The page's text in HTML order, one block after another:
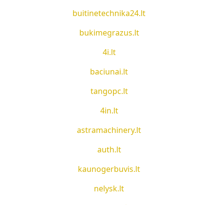
buitinetechnika24.lt
bukimegrazus.lt
4i.lt
baciunai.lt
tangopc.lt
4in.lt
astramachinery.lt
auth.lt
kaunogerbuvis.lt
nelysk.lt